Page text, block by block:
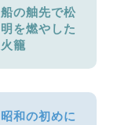
船の舳先で松
明を燃やした
火籠
昭和の初めに